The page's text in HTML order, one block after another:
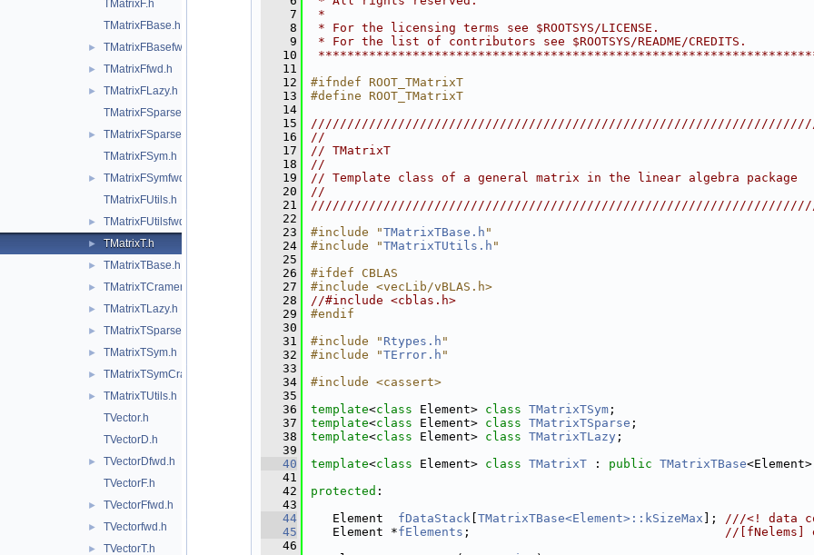
TMatrixF.h
TMatrixFBase.h
► TMatrixFBasefwd.h
► TMatrixFfwd.h
►
TMatrixFLazy.h
TMatrixFSparse.h
►
TMatrixFSparsefwd.h
TMatrixFSym.h
►
TMatrixFSymfwd.h
TMatrixFUtils.h
► TMatrixFUtilsfwd.h
► TMatrixT.h
► TMatrixTBase.h
► TMatrixTCramerInv.h
► TMatrixTLazy.h
► TMatrixTSparse.h
► TMatrixTSym.h
► TMatrixTSymCramerInv.h
►
TMatrixTUtils.h
TVector.h
TVectorD.h
►
TVectorDfwd.h
TVectorF.h
► TVectorFfwd.h
► TVectorfwd.h
► TVectorT.h
    7
*
    8
* For the licensing terms see $ROOTSYS/LICENSE.
    9
* For the list of contributors see $ROOTSYS/README/CREDITS.
   10
   11
   12
#ifndef ROOT_TMatrixT
   13
#define ROOT_TMatrixT
   14
   15
   16
//
   17
// TMatrixT
   18
//
   19
// Template class of a general matrix in the linear algebra
   20
//
   21
   22
   23
#include "TMatrixTBase.h "
   24
#include "TMatrixTUtils.h "
   25
   26
#ifdef CBLAS
   27
#include <vecLib/vBLAS.h>
   28
//#include <cblas.h>
   29
#endif
   30
   31
#include " Rtypes.h "
   32
#include "TError.h "
   33
   34
#include <cassert>
   35
   36
template<class Element> class TMatrixTSym ;
   37
template<class Element> class TMatrixTSparse ;
   38
template<class Element> class TMatrixTLazy ;
   39
   40
template<class Element> class TMatrixT : public TMatrixTBase
   41
   42
protected :
   43
   44
   Element
fDataStack TMatrixTBase<Element>::kSizeMax ]; ///<! data
   45
   Element *
fElements ; //[fNelems]
   46